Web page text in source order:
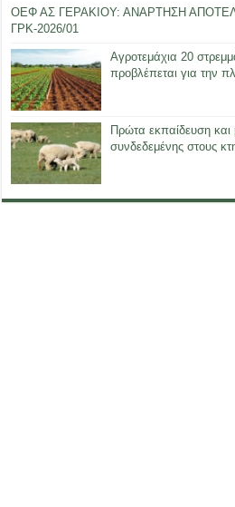
ΟΕΦ ΑΣ ΓΕΡΑΚΙΟΥ: ΑΝΑΡΤΗΣΗ
ΓΡΚ-2026/01
Αγροτεμάχια 20
προβλέπεται για την
Πρώτα εκπαίδευση
συνδεδεμένης στους